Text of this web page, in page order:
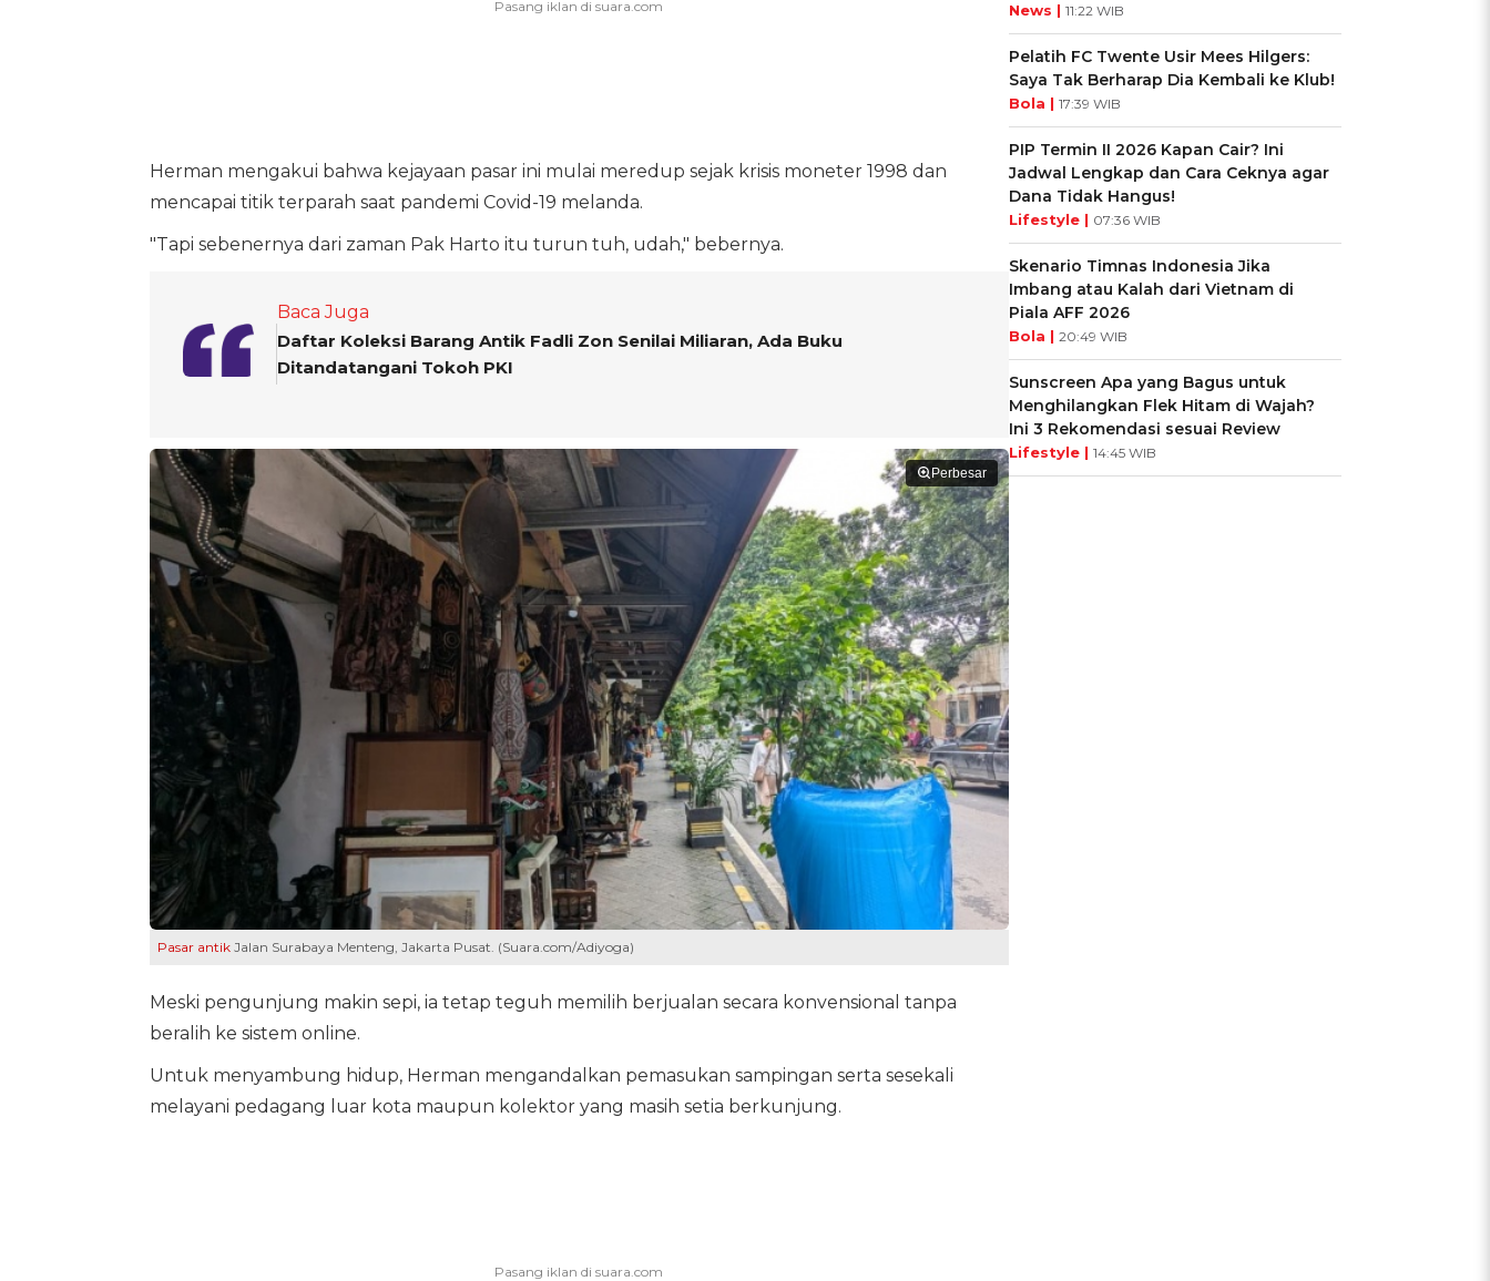
Herman mengakui bahwa kejayaan pasar ini mulai meredup sejak krisis moneter 1998 dan
mencapai titik terparah saat pandemi Covid-19 melanda.
"Tapi sebenernya dari zaman Pak Harto itu turun tuh, udah," bebernya.
Baca Juga
Daftar Koleksi Barang Antik Fadli Zon Senilai Miliaran, Ada Buku
Ditandatangani Tokoh PKI
Perbesar
Pasar antikJalan Surabaya Menteng, Jakarta Pusat. (Suara.com/Adiyoga)
Meski pengunjung makin sepi, ia tetap teguh memilih berjualan secara konvensional tanpa
beralih ke sistem online.
Untuk menyambung hidup, Herman mengandalkan pemasukan sampingan serta sesekali
melayani pedagang luar kota maupun kolektor yang masih setia berkunjung.
News | 11:22 WIB
Pelatih FC Twente Usir Mees Hilgers:
Saya Tak Berharap Dia Kembali ke Klub!
Bola | 17:39 WIB
PIP Termin II 2026 Kapan Cair? Ini
Jadwal Lengkap dan Cara Ceknya agar
Dana Tidak Hangus!
Lifestyle | 07:36 WIB
Skenario Timnas Indonesia Jika
Imbang atau Kalah dari Vietnam di
Piala AFF 2026
Bola | 20:49 WIB
Sunscreen Apa yang Bagus untuk
Menghilangkan Flek Hitam di Wajah?
Ini 3 Rekomendasi sesuai Review
Lifestyle | 14:45 WIB